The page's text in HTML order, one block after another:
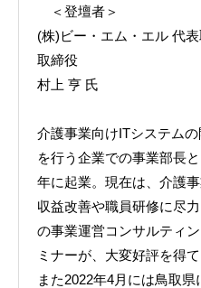
＜登壇者＞
(株)ビー・エム・エル 代
取締役
村上 亨 氏
介護事業向けITシステム
を行う企業での事業部長
年に起業。現在は、介護
収益改善や職員研修に尽
の事業運営コンサルティ
ミナーが、大変好評を得
また2022年4月には鳥取